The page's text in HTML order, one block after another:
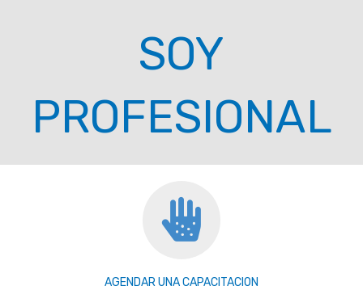
SOY
PROFESIONAL
AGENDAR UNA CAPACITACION